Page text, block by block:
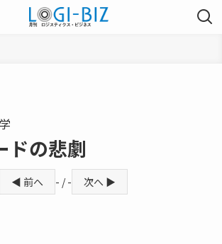
ドの悲劇
◀ 前へ - / - 次へ ▶